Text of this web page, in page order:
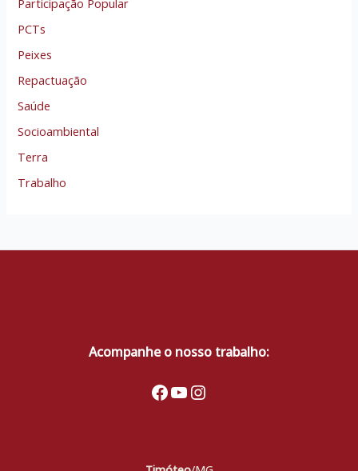
Participação Popular
PCTs
Peixes
Repactuação
Saúde
Socioambiental
Terra
Trabalho
Acompanhe o nosso trabalho:
Facebook
Youtube
Instagram